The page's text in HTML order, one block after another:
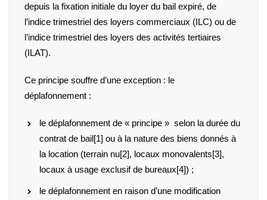
depuis la fixation initiale du loyer du bail expiré, de
l’indice trimestriel des loyers commerciaux (ILC) ou de
l’indice trimestriel des loyers des activités tertiaires
(ILAT).
Ce principe souffre d’une exception : le
déplafonnement :
le déplafonnement de « principe » selon la durée du
contrat de bail[1] ou à la nature des biens donnés à
la location (terrain nu[2], locaux monovalents[3],
locaux à usage exclusif de bureaux[4]) ;
le déplafonnement en raison d’une modification